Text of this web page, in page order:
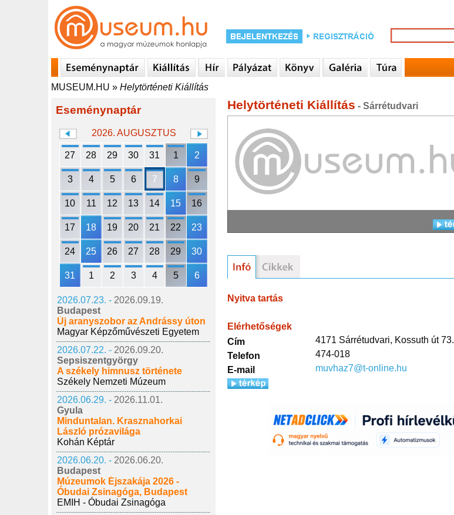
MUSEUM.HU » Helytörténeti Kiállítás
Eseménynaptár
2026. AUGUSZTUS
27 28 29 30 31 1 2
3 4 5 6 7 8 9
10 11 12 13 14 15 16
17 18 19 20 21 22 23
24 25 26 27 28 29 30
31 1 2 3 4 5 6
2026.07.23. - 2026.09.19.
Budapest
Új aranyszobor az Andrássy úton
Magyar Képzőművészeti Egyetem
2026.07.22. - 2026.09.20.
Sepsiszentgyörgy
A székely himnusz története
Székely Nemzeti Múzeum
2026.06.29. - 2026.11.01.
Gyula
Minduntalan. Krasznahorkai
László prózavilága
Kohán Képtár
2026.06.20. - 2026.06.20.
Budapest
Múzeumok Éjszakája 2026 -
Óbudai Zsinagóga, Budapest
EMIH - Óbudai Zsinagóga
Helytörténeti Kiállítás - Sárrétudvari
Nyitva tartás
Elérhetőségek
Cím
4171 Sárrétudvari, Kossuth út 73.
Telefon
474-018
E-mail
muvhaz7@t-online.hu